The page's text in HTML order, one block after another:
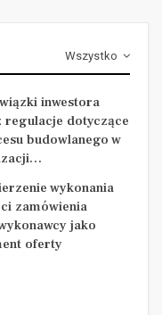
Wszystko
inwestora
regulacje dotyczące
budowlanego w
wykonania
zamówienia
jako
oferty